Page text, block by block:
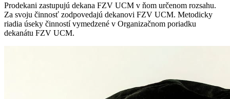
Prodekani zastupujú dekana FZV UCM v ňom určenom rozsahu.
Za svoju činnosť zodpovedajú dekanovi FZV UCM. Metodicky
riadia úseky činností vymedzené v Organizačnom poriadku
dekanátu FZV UCM.